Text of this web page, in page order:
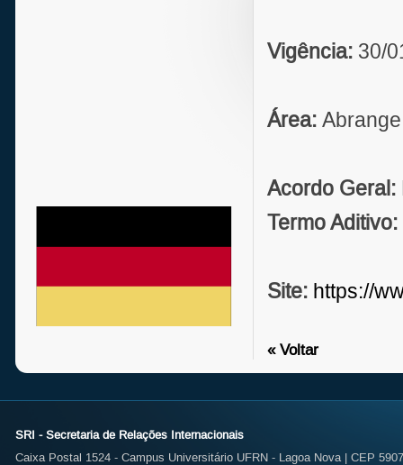
Vigência: 30/
Área:
Acordo Geral:
Termo Aditivo:
Site: https://
« Voltar
SRI - Secretaria de Relações Internacionais
Caixa Postal 1524 - Campus Universitário UFRN - Lagoa Nova | CEP